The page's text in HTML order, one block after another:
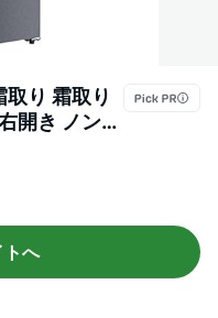
り 霜取り
開き ノンフ
スリム 冷
ラーム機
トへ